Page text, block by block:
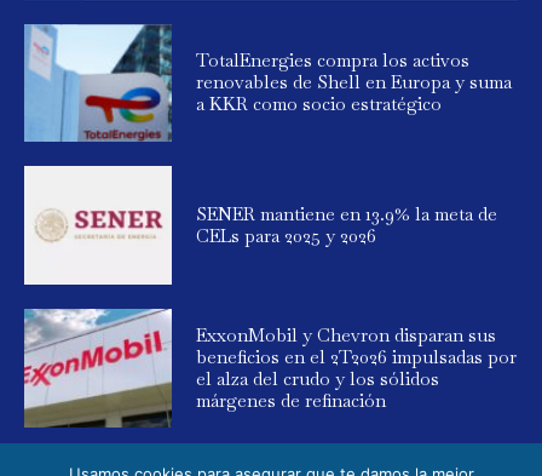
TotalEnergies compra los activos
renovables de Shell en Europa y suma
a KKR como socio estratégico
SENER mantiene en 13.9% la meta de
CELs para 2025 y 2026
ExxonMobil y Chevron disparan sus
beneficios en el 2T2026 impulsadas por
el alza del crudo y los sólidos
márgenes de refinación